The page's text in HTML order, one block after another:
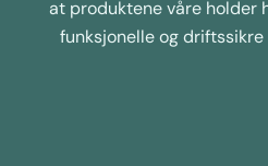
at produktene våre holder
funksjonelle og